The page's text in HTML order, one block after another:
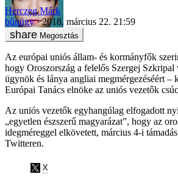
Herczeg Márk
bűnügy
2018. március 22. 21:59
Megosztás
Az európai uniós állam- és kormányfők
hogy Oroszország a felelős Szergej Szkripal
ügynök és lánya angliai megmérgezéséért –
Európai Tanács elnöke az uniós vezetők
Az uniós vezetők egyhangúlag elfogadott
„egyetlen észszerű magyarázat”, hogy az
idegméreggel elkövetett, március 4-i
Twitteren.